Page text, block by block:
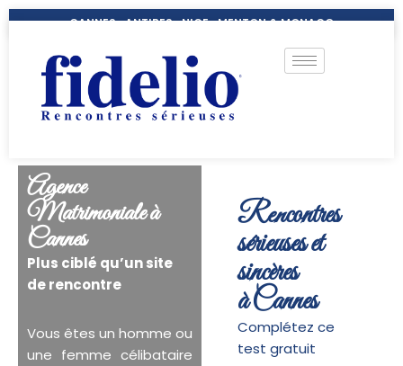
CANNES- ANTIBES- NICE- MENTON & MONACO
Agence
Matrimoniale à
Cannes
Plus ciblé qu’un site
de rencontre
Vous êtes un homme ou
une femme célibataire
Rencontres
sérieuses et
sincères
à Cannes
Complétez ce
test gratuit